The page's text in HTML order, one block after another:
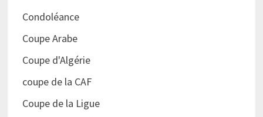
Condoléance
Coupe Arabe
Coupe d'Algérie
coupe de la CAF
Coupe de la Ligue